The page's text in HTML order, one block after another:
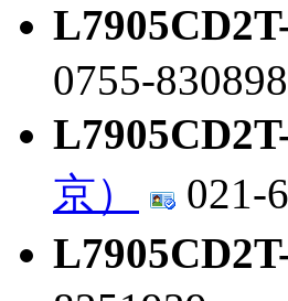
0755-
京）
021-